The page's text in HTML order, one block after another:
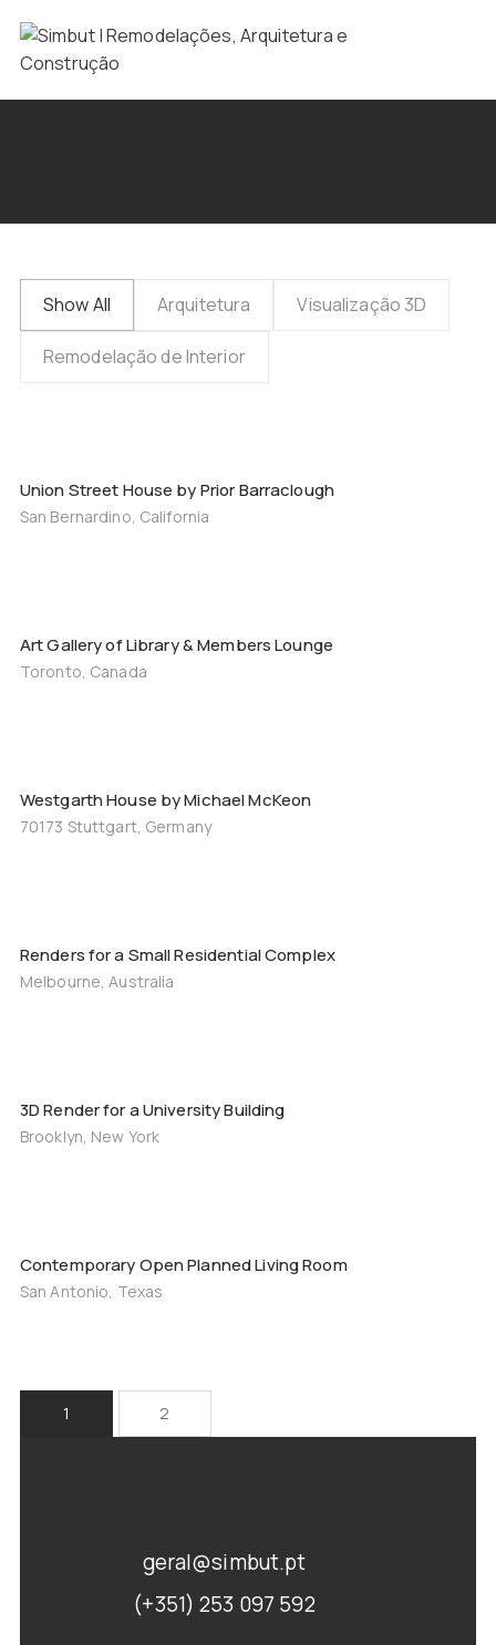
Show All Arquitetura Visualização 3D
Remodelação de Interior
Union Street House by Prior Barraclough
San Bernardino, California
Art Gallery of Library & Members Lounge
Toronto, Canada
Westgarth House by Michael McKeon
70173 Stuttgart, Germany
Renders for a Small Residential Complex
Melbourne, Australia
3D Render for a University Building
Brooklyn, New York
Contemporary Open Planned Living Room
San Antonio, Texas
1 2
geral@simbut.pt
(+351) 253 097 592